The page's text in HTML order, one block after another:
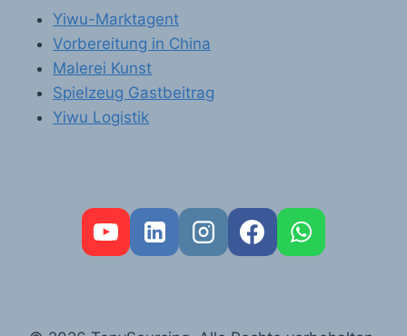
Yiwu-Marktagent
Vorbereitung in China
Malerei Kunst
Spielzeug Gastbeitrag
Yiwu Logistik